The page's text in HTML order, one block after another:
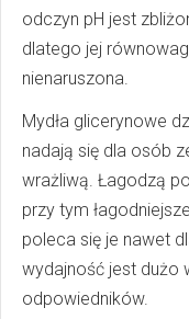
odczyn pH jest
dlatego jej
nienaruszona.
Mydła glicerynowe
nadają się dla osób
wrażliwą. Łagodzą
przy tym
poleca się je nawet
wydajność jest dużo
odpowiedników.